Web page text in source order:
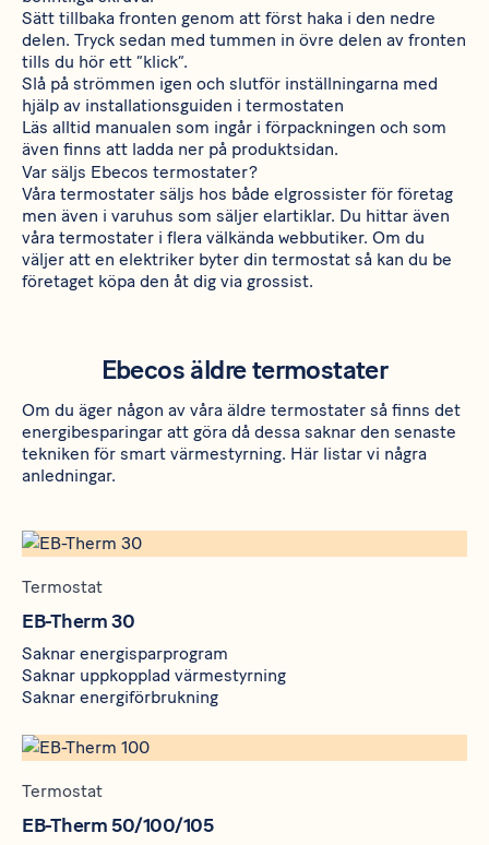
Sätt tillbaka fronten genom att först haka i den nedre
delen. Tryck sedan med tummen in övre delen av fronten
tills du hör ett ”klick”.
Slå på strömmen igen och slutför inställningarna med
hjälp av installationsguiden i termostaten
Läs alltid manualen som ingår i förpackningen och som
även finns att ladda ner på produktsidan.
Var säljs Ebecos termostater?
Våra termostater säljs hos både elgrossister för företag
men även i varuhus som säljer elartiklar. Du hittar även
våra termostater i flera välkända webbutiker. Om du
väljer att en elektriker byter din termostat så kan du be
företaget köpa den åt dig via grossist.
Ebecos äldre termostater
Om du äger någon av våra äldre termostater så finns det
energibesparingar att göra då dessa saknar den senaste
tekniken för smart värmestyrning. Här listar vi några
anledningar.
Termostat
EB-Therm 30
Saknar energisparprogram
Saknar uppkopplad värmestyrning
Saknar energiförbrukning
Termostat
EB-Therm 50/100/105